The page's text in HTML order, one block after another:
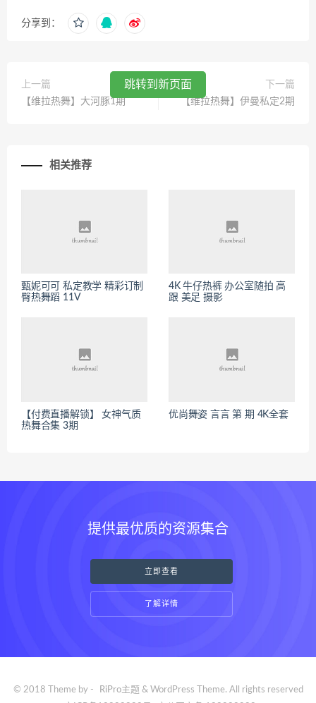
分享到：
上一篇
【维拉热舞】大河豚1期
下一篇
【维拉热舞】伊曼私定2期
相关推荐
甄妮可可 私定教学 精彩订制
臀热舞蹈 11V
4K 牛仔热裤 办公室随拍 高
跟 美足 摄影
【付费直播解锁】 女神气质
热舞合集 3期
优尚舞姿 言言 第 期 4K全套
提供最优质的资源集合
立即查看
了解详情
© 2018 Theme by - RiPro主题 & WordPress Theme. All rights reserved
跳转到新页面